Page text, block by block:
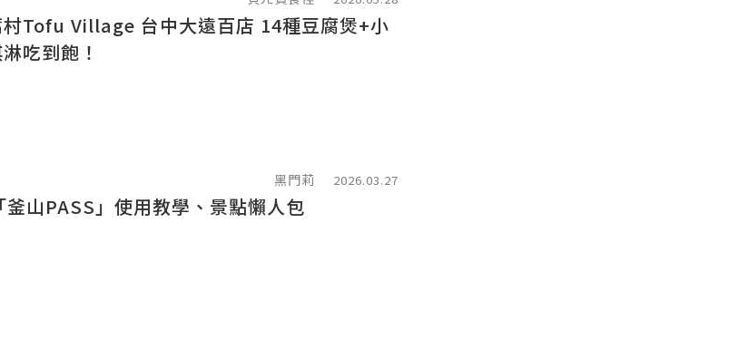
村Tofu Village 台中大遠百店 14種豆腐煲+小
吃到飽！
黑門莉 2026.03.27
山PASS」使用教學、景點懶人包